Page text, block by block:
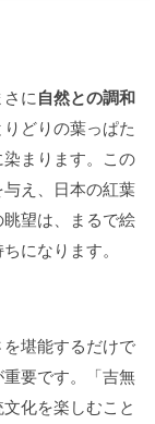
に自然との調和
どりの葉っぱた
まります。この
え、日本の紅葉
望は、まるで絵
になります。
堪能するだけで
要です。「吉無
化を楽しむこと